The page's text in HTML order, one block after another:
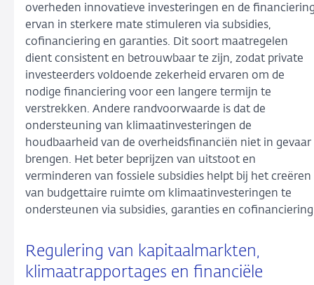
overheden innovatieve investeringen en de
ervan in sterkere mate stimuleren via subsidies,
cofinanciering en garanties. Dit soort maatregelen
dient consistent en betrouwbaar te zijn, zodat private
investeerders voldoende zekerheid ervaren om de
nodige financiering voor een langere termijn te
verstrekken. Andere randvoorwaarde is dat de
ondersteuning van klimaatinvesteringen de
houdbaarheid van de overheidsfinanciën niet in gevaar
brengen. Het beter beprijzen van uitstoot en
verminderen van fossiele subsidies helpt bij het creëren
van budgettaire ruimte om klimaatinvesteringen te
ondersteunen via subsidies, garanties en
Regulering van kapitaalmarkten,
klimaatrapportages en financiële